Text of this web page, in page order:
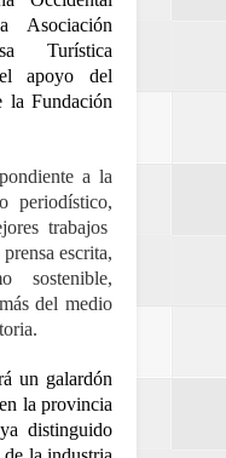
Turística
apoyo del
la Fundación
a la
periodístico,
trabajos
escrita,
sostenible,
del medio
un galardón
la provincia
distinguido